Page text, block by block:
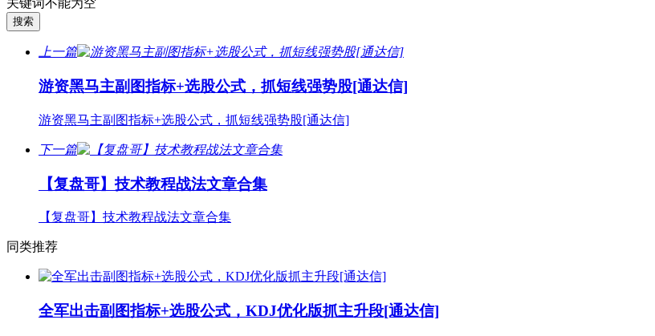
关键词不能为空
上一篇
游资黑马主副图指标+选股公式，抓短线强势股[通达信]
游资黑马主副图指标+选股公式，抓短线强势股[通达信]
下一篇
【复盘哥】技术教程战法文章合集
【复盘哥】技术教程战法文章合集
同类推荐
全军出击副图指标+选股公式，KDJ优化版抓主升段[通达信]